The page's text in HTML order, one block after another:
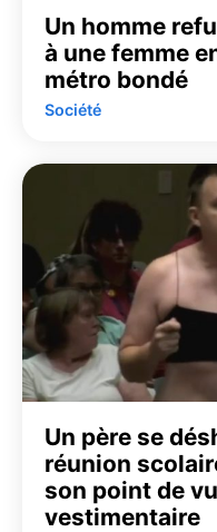
Un homme
à une femme
métro bondé
Société
Un père se
réunion
son point de
vestimentaire